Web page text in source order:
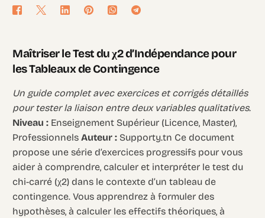
Maîtriser le Test du χ2 d’Indépendance pour
les Tableaux de Contingence
Un guide complet avec exercices et corrigés détaillés
pour tester la liaison entre deux variables qualitatives.
Niveau : Enseignement Supérieur (Licence, Master),
ProfessionnelsAuteur : Supporty.tn Ce document
propose une série d’exercices progressifs pour vous
aider à comprendre, calculer et interpréter le test du
chi-carré (χ2) dans le contexte d’un tableau de
contingence. Vous apprendrez à formuler des
hypothèses, à calculer les effectifs théoriques, à